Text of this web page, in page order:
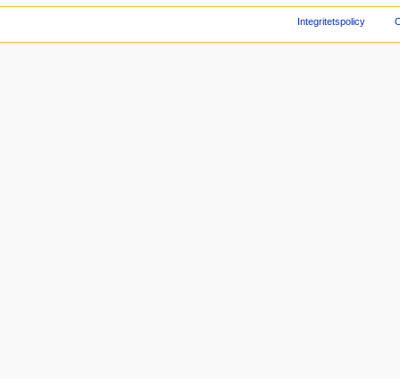
Integritetspolicy